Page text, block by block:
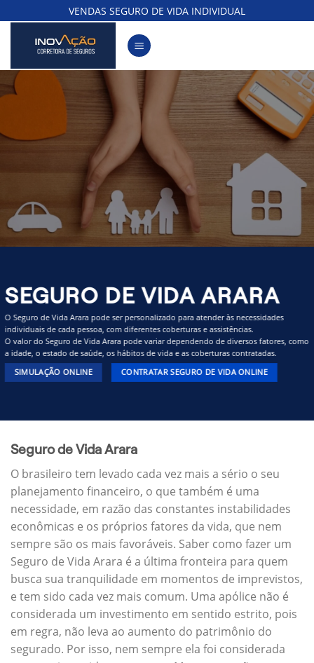
to
content
VENDAS SEGURO DE VIDA INDIVIDUAL
SEGURO DE VIDA ARARA
O Seguro de Vida Arara pode ser personalizado para atender às necessidades
individuais de cada pessoa, com diferentes coberturas e assistências.
O valor do Seguro de Vida Arara pode variar dependendo de diversos fatores, como
a idade, o estado de saúde, os hábitos de vida e as coberturas contratadas.
SIMULAÇÃO ONLINE CONTRATAR SEGURO DE VIDA ONLINE
Seguro de Vida Arara
O brasileiro tem levado cada vez mais a sério o seu
planejamento financeiro, o que também é uma
necessidade, em razão das constantes instabilidades
econômicas e os próprios fatores da vida, que nem
sempre são os mais favoráveis. Saber como fazer um
Seguro de Vida Arara é a última fronteira para quem
busca sua tranquilidade em momentos de imprevistos,
e tem sido cada vez mais comum. Uma apólice não é
considerada um investimento em sentido estrito, pois
em regra, não leva ao aumento do patrimônio do
segurado. Por isso, nem sempre ela foi considerada